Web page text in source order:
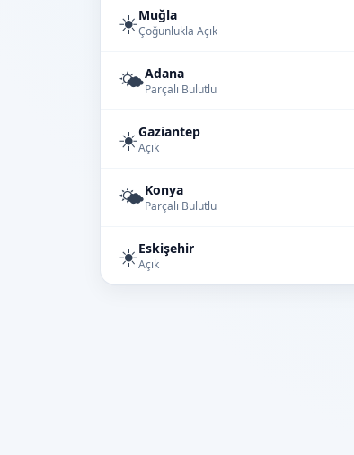
☀️Muğla
Çoğunlukla Açık
🌤️Adana
Parçalı Bulutlu
☀️Gaziantep
Açık
🌤️Konya
Parçalı Bulutlu
☀️Eskişehir
Açık